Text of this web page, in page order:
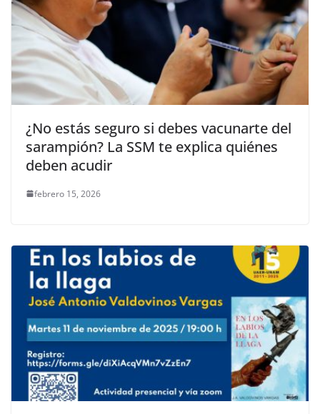
¿No estás seguro si debes vacunarte del
sarampión? La SSM te explica quiénes
deben acudir
febrero 15, 2026